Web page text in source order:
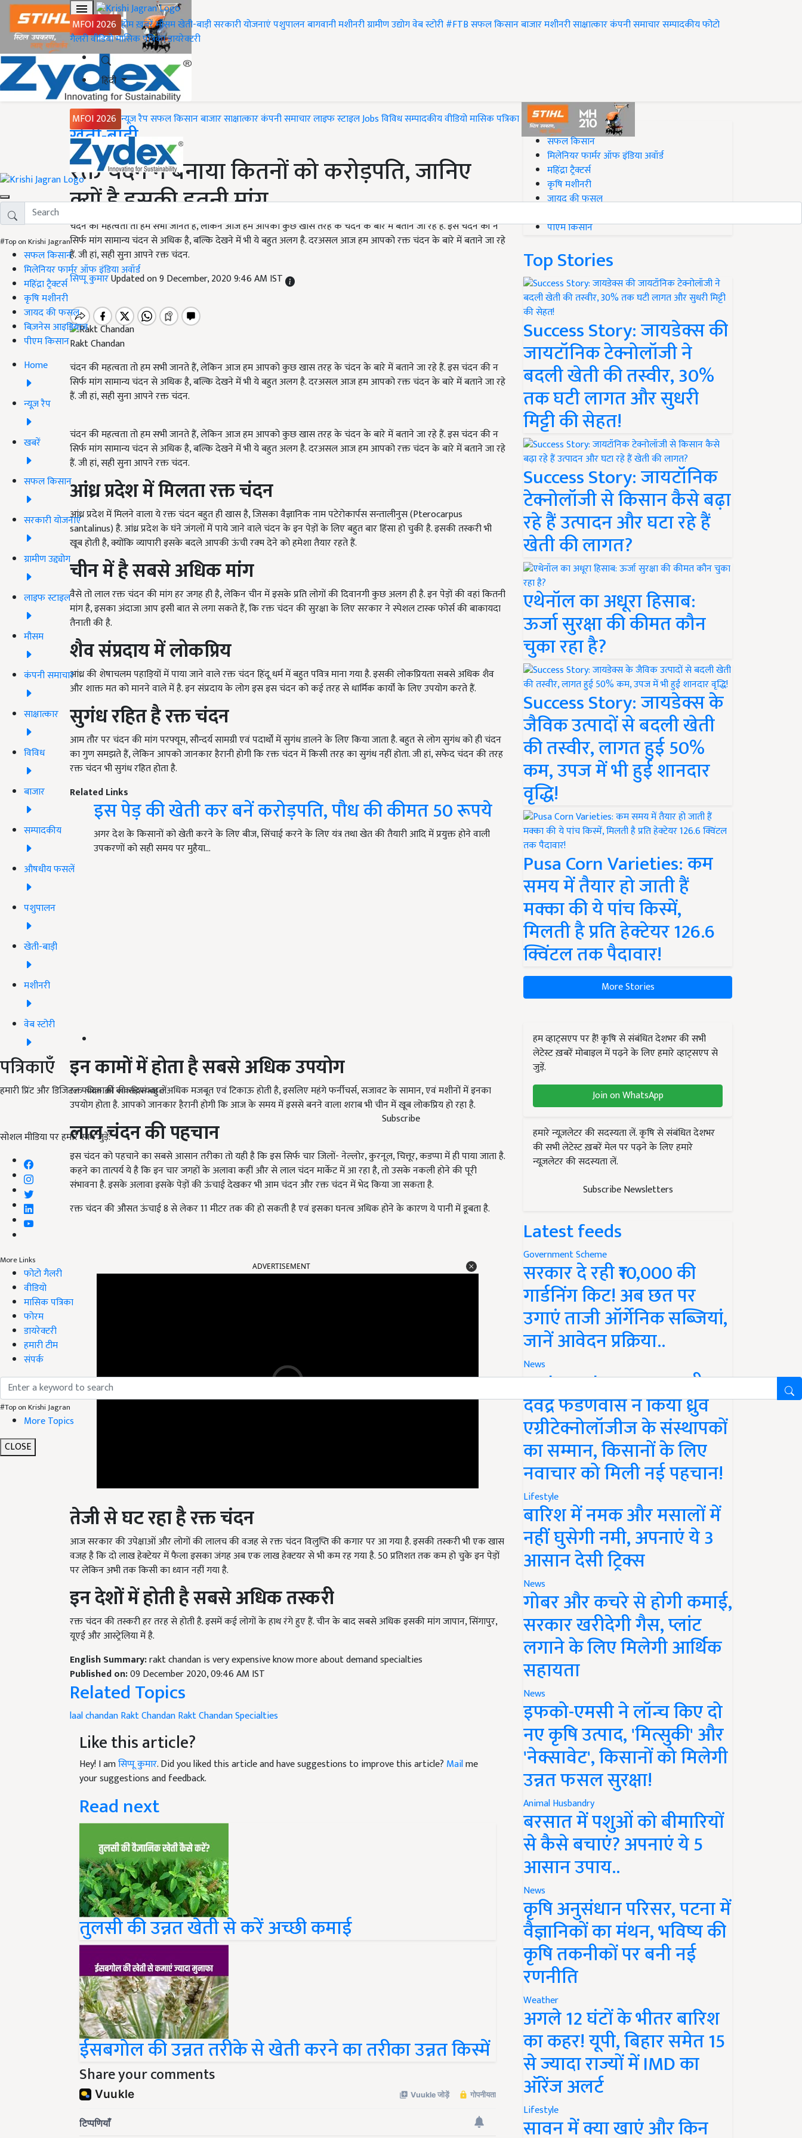
MFOI 2026 होमख़बरेंमौसमखेती-बाड़ीसरकारी योजनाएंपशुपालनबागवानीमशीनरीग्रामीण उद्योगवेब स्टोरी#FTBसफल किसानबाजारमशीनरीसाक्षात्कारकंपनी समाचारसम्पादकीयफोटो
गैलरीवीडियोमासिक पत्रिकाडायरेक्टरी
हिंदी
MFOI 2026 न्यूज़ रैपसफल किसानबाजारसाक्षात्कारकंपनी समाचारलाइफ स्टाइलJobsविविधसम्पादकीयवीडियोमासिक पत्रिका
#Top on Krishi Jagran
सफल किसान
मिलेनियर फार्मर ऑफ इंडिया अवॉर्ड
महिंद्रा ट्रैक्टर्स
कृषि मशीनरी
जायद की फसल
बिज़नेस आइडियाज
पीएम किसान
Home
न्यूज़ रैप
खबरें
सफल किसान
सरकारी योजनाएं
ग्रामीण उद्द्योग
लाइफ स्टाइल
मौसम
कंपनी समाचार
साक्षात्कार
विविध
बाजार
सम्पादकीय
औषधीय फसलें
पशुपालन
खेती-बाड़ी
मशीनरी
वेब स्टोरी
पत्रिकाएँ
हमारी प्रिंट और डिजिटल पत्रिकाओं की सदस्यता लें
Subscribe
सोशल मीडिया पर हमारे साथ जुड़ें:
More Links
फोटो गैलरी
वीडियो
मासिक पत्रिका
फोरम
डायरेक्टरी
हमारी टीम
संपर्क
#Top on Krishi Jagran
More Topics
CLOSE
Home
खेती-बाड़ी
रक्त चंदन ने बनाया कितनों को करोड़पति, जानिए
क्यों है इसकी इतनी मांग
चंदन की महत्वता तो हम सभी जानते हैं, लेकिन आज हम आपको कुछ खास तरह के चंदन के बारे में बताने जा रहे हैं. इस चंदन की न
सिर्फ मांग सामान्य चंदन से अधिक है, बल्कि देखने में भी ये बहुत अलग है. दरअसल आज हम आपको रक्त चंदन के बारे में बताने जा रहे
हैं. जी हां, सही सुना आपने रक्त चंदन.
सिप्पू कुमारUpdated on 9 December, 2020 9:46 AM IST
Rakt Chandan
चंदन की महत्वता तो हम सभी जानते हैं, लेकिन आज हम आपको कुछ खास तरह के चंदन के बारे में बताने जा रहे हैं. इस चंदन की न
सिर्फ मांग सामान्य चंदन से अधिक है, बल्कि देखने में भी ये बहुत अलग है. दरअसल आज हम आपको रक्त चंदन के बारे में बताने जा रहे
हैं. जी हां, सही सुना आपने रक्त चंदन.
चंदन की महत्वता तो हम सभी जानते हैं, लेकिन आज हम आपको कुछ खास तरह के चंदन के बारे में बताने जा रहे हैं. इस चंदन की न
सिर्फ मांग सामान्य चंदन से अधिक है, बल्कि देखने में भी ये बहुत अलग है. दरअसल आज हम आपको रक्त चंदन के बारे में बताने जा रहे
हैं. जी हां, सही सुना आपने रक्त चंदन.
आंध्र प्रदेश में मिलता रक्त चंदन
आंध्र प्रदेश में मिलने वाला ये रक्त चंदन बहुत ही खास है, जिसका वैज्ञानिक नाम पटेरोकार्पस सन्तालीनुस (Pterocarpus
santalinus) है. आंध्र प्रदेश के घंने जंगलों में पाये जाने वाले चंदन के इन पेड़ों के लिए बहुत बार हिंसा हो चुकी है. इसकी तस्करी भी
खूब होती है, क्योंकि व्यापारी इसके बदले आपकी ऊंची रक्म देने को हमेशा तैयार रहते हैं.
चीन में है सबसे अधिक मांग
वैसे तो लाल रक्त चंदन की मांग हर जगह ही है, लेकिन चीन में इसके प्रति लोगों की दिवानगी कुछ अलग ही है. इन पेड़ों की वहां कितनी
मांग है, इसका अंदाजा आप इसी बात से लगा सकते हैं, कि रक्त चंदन की सुरक्षा के लिए सरकार ने स्पेशल टास्क फोर्स की बाकायदा
तैनाती की है.
शैव संप्रदाय में लोकप्रिय
आंध्र की शेषाचलम पहाड़ियों में पाया जाने वाले रक्त चंदन हिंदू धर्म में बहुत पवित्र माना गया है. इसकी लोकप्रियता सबसे अधिक शैव
और शाक्त मत को मानने वाले में है. इन संप्रदाय के लोग इस इस चंदन को कई तरह से धार्मिक कार्यों के लिए उपयोग करते हैं.
सुगंध रहित है रक्त चंदन
आम तौर पर चंदन की मांग परफ्यूम, सौन्दर्य सामग्री एवं पदार्थों में सुगंध डालने के लिए किया जाता है. बहुत से लोग सुगंध को ही चंदन
का गुण समझते हैं, लेकिन आपको जानकार हैरानी होगी कि रक्त चंदन में किसी तरह का सुगंध नहीं होता. जी हां, सफेद चंदन की तरह
रक्त चंदन भी सुगंध रहित होता है.
Related Links
इस पेड़ की खेती कर बनें करोड़पति, पौध की कीमत 50 रूपये
अगर देश के किसानों को खेती करने के लिए बीज, सिंचाई करने के लिए यंत्र तथा खेत की तैयारी आदि में प्रयुक्त होने वाली
उपकरणों को सही समय पर मुहैया…
इन कामों में होता है सबसे अधिक उपयोग
रक्त चंदन की लकड़ियां बहुत अधिक मजबूत एवं टिकाऊ होती है, इसलिए महंगे फर्नीचर्स, सजावट के सामान, एवं मशीनों में इनका
उपयोग होता है. आपको जानकार हैरानी होगी कि आज के समय में इससे बनने वाला शराब भी चीन में खूब लोकप्रिय हो रहा है.
लाल चंदन की पहचान
इस चंदन को पहचाने का सबसे आसान तरीका तो यही है कि इस सिर्फ चार जिलों- नेल्लोर, कुरनूल, चित्तूर, कडप्पा में ही पाया जाता है.
कहने का तात्पर्य ये है कि इन चार जगहों के अलावा कहीं और से लाल चंदन मार्केट में आ रहा है, तो उसके नकली होने की पूरी
संभावना है. इसके अलावा इसके पेड़ों की ऊंचाई देखकर भी आम चंदन और रक्त चंदन में भेद किया जा सकता है.
रक्त चंदन की औसत ऊंचाई 8 से लेकर 11 मीटर तक की हो सकती है एवं इसका घनत्व अधिक होने के कारण ये पानी में डूबता है.
तेजी से घट रहा है रक्त चंदन
आज सरकार की उपेक्षाओं और लोगों की लालच की वजह से रक्त चंदन विलुप्ति की कगार पर आ गया है. इसकी तस्करी भी एक खास
वजह है कि दो लाख हेक्टेयर में फैला इसका जंगह अब एक लाख हेक्टयर से भी कम रह गया है. 50 प्रतिशत तक कम हो चुके इन पेड़ों
पर लेकिन अभी तक किसी का ध्यान नहीं गया है.
इन देशों में होती है सबसे अधिक तस्करी
रक्त चंदन की तस्करी हर तरह से होती है. इसमें कई लोगों के हाथ रंगे हुए हैं. चीन के बाद सबसे अधिक इसकी मांग जापान, सिंगापुर,
यूएई और आस्ट्रेलिया में है.
English Summary:
Published on:09 December 2020, 09:46 AM IST
Related Topics
laal chandanRakt ChandanRakt Chandan Specialties
Like this article?
Hey! I amसिप्पू कुमार . Did you liked this article and have suggestions to improve this article?
your suggestions and feedback.
Read next
तुलसी की उन्नत खेती से करें अच्छी कमाई
ईसबगोल की उन्नत तरीके से खेती करने का तरीका उन्नत किस्में
Share your comments
#Top on Krishi Jagran
सफल किसान
मिलेनियर फार्मर ऑफ इंडिया अवॉर्ड
महिंद्रा ट्रैक्टर्स
कृषि मशीनरी
जायद की फसल
पीएम किसान
Top Stories
Success Story: जायडेक्स की
जायटॉनिक टेक्नोलॉजी ने
बदली खेती की तस्वीर, 30%
तक घटी लागत और सुधरी
मिट्टी की सेहत!
Success Story: जायटॉनिक
टेक्नोलॉजी से किसान कैसे बढ़ा
रहे हैं उत्पादन और घटा रहे हैं
खेती की लागत?
एथेनॉल का अधूरा हिसाब:
ऊर्जा सुरक्षा की कीमत कौन
चुका रहा है?
Success Story: जायडेक्स के
जैविक उत्पादों से बदली खेती
की तस्वीर, लागत हुई 50%
कम, उपज में भी हुई शानदार
वृद्धि!
Pusa Corn Varieties: कम
समय में तैयार हो जाती हैं
मक्का की ये पांच किस्में,
मिलती है प्रति हेक्टेयर 126.6
क्विंटल तक पैदावार!
More Stories
हम व्हाट्सएप पर हैं! कृषि से संबंधित देशभर की सभी
लेटेस्ट ख़बरें मोबाइल में पढ़ने के लिए हमारे व्हाट्सएप से
जुड़ें.
Join on WhatsApp
हमारे न्यूज़लेटर की सदस्यता लें. कृषि से संबंधित देशभर
की सभी लेटेस्ट ख़बरें मेल पर पढ़ने के लिए हमारे
न्यूज़लेटर की सदस्यता लें.
Subscribe Newsletters
Latest feeds
Government Scheme
सरकार दे रही ₹10,000 की
गार्डनिंग किट! अब छत पर
उगाएं ताजी ऑर्गेनिक सब्जियां,
जानें आवेदन प्रक्रिया..
News
Maharashtra News: सीएम
देवेंद्र फडणवीस ने किया ध्रुव
एग्रीटेक्नोलॉजीज के संस्थापकों
का सम्मान, किसानों के लिए
नवाचार को मिली नई पहचान!
Lifestyle
बारिश में नमक और मसालों में
नहीं घुसेगी नमी, अपनाएं ये 3
आसान देसी ट्रिक्स
News
गोबर और कचरे से होगी कमाई,
सरकार खरीदेगी गैस, प्लांट
लगाने के लिए मिलेगी आर्थिक
सहायता
News
इफको-एमसी ने लॉन्च किए दो
नए कृषि उत्पाद, 'मित्सुकी' और
'नेक्सावेट', किसानों को मिलेगी
उन्नत फसल सुरक्षा!
Animal Husbandry
बरसात में पशुओं को बीमारियों
से कैसे बचाएं? अपनाएं ये 5
आसान उपाय..
News
कृषि अनुसंधान परिसर, पटना में
वैज्ञानिकों का मंथन, भविष्य की
कृषि तकनीकों पर बनी नई
रणनीति
Weather
अगले 12 घंटों के भीतर बारिश
का कहर! यूपी, बिहार समेत 15
से ज्यादा राज्यों में IMD का
ऑरेंज अलर्ट
Lifestyle
सावन में क्या खाएं और किन